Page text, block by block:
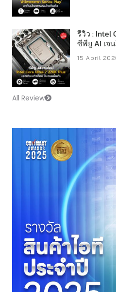
เปลี่ยนแปลงครั้งมโหฬารกันเลยค
เกรดครั้งนี้เลยคือ Intel® Arc G3
Top สุด ที่ออกแบบมาเพื่อ
เทคโนโลยี AI ตัวล่าสุดอย่าง
(fps) ในเกม AAA ให้พุ่งทะยาน แ
ขาดลอย แถมยังกินไฟน้อยลงจนแ
ถึง 11 ชั่วโมง สำหรับใครที่กำลังเ
จบ” ลองมาดูรีวิวนี้เลยครับ รายละ
Frequency 4.7 GHz/14 Core)
B390 (สถาปัตยกรรม Xe3)
1200), Touchscreen, IPS-
48~120Hz รองรับ VRR, สว่าง
sRGB (Typical) Memory :
(ความเร็วสูงสุด ...
รีวิว : Intel
ซีพียู AI เจ
งบหมื่นต้น
15 April
All Review